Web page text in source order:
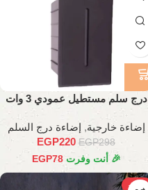
درج سلم مستطيل عمودي 3 وات
إضاءة خارجية, إضاءة درج السلم
EGP298
EGP220
🎉 أنت وفرت EGP78
-17%